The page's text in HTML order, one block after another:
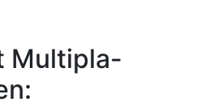
Multipla-